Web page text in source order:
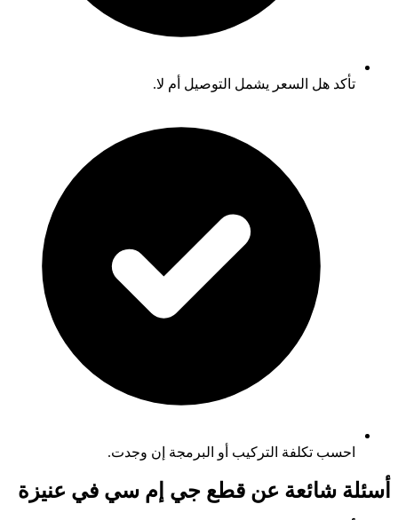
تأكد هل السعر يشمل التوصيل أم لا.
احسب تكلفة التركيب أو البرمجة إن وجدت.
أسئلة شائعة عن قطع جي إم سي في عنيزة